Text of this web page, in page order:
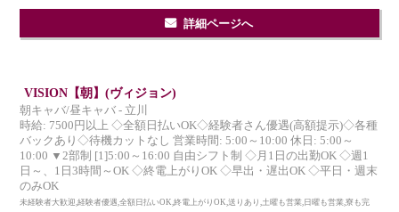
詳細ページへ
VISION【朝】(ヴィジョン)
朝キャバ/昼キャバ - 立川
時給: 7500円以上 ◇全額日払いOK◇経験者さん優遇(高額提示)◇各種
バックあり◇待機カットなし 営業時間: 5:00～10:00 休日: 5:00～
10:00 ▼2部制 [1]5:00～16:00 自由シフト制 ◇月1日の出勤OK ◇週1
日～、1日3時間～OK ◇終電上がりOK ◇早出・遅出OK ◇平日・週末
のみOK
未経験者大歓迎,経験者優遇,全額日払いOK,終電上がりOK,送りあり,土曜も営業,日曜も営業,寮も完